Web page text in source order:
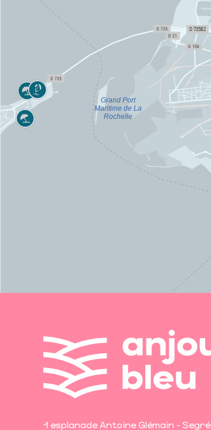
1 esplanade Antoine Glémain - Segré